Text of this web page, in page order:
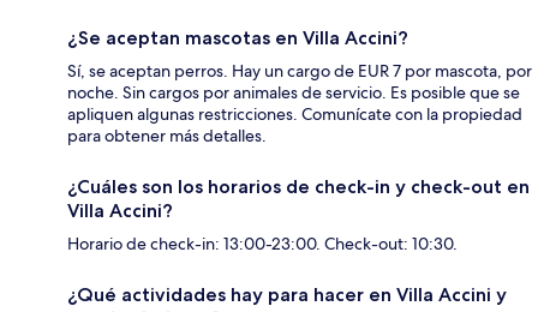
¿Se aceptan mascotas en Villa Accini?
Sí, se aceptan perros. Hay un cargo de EUR 7 por mascota, por
noche. Sin cargos por animales de servicio. Es posible que se
apliquen algunas restricciones. Comunícate con la propiedad
para obtener más detalles.
¿Cuáles son los horarios de check-in y check-out en
Villa Accini?
Horario de check-in: 13:00-23:00. Check-out: 10:30.
¿Qué actividades hay para hacer en Villa Accini y